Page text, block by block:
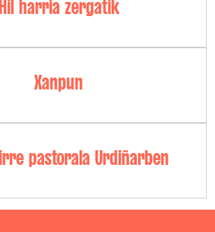
Hil harria zergatik
Xanpun
pastorala Urdiñarben